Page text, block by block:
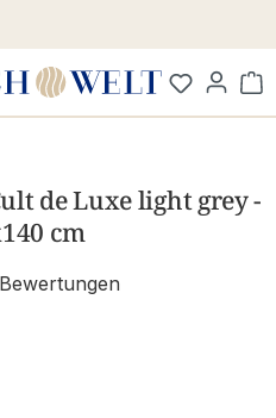
de Luxe light grey -
cm